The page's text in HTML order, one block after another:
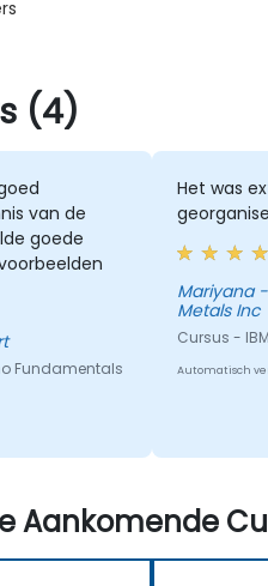
(4)
van de
goede
Fundamentals
Het was
Mariyana - Dundee Precious
Metals Inc
Cursus -
Automatisch
Aankomende